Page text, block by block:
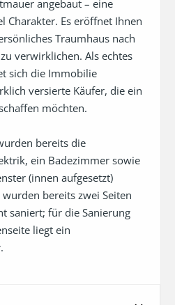
angebaut – eine
Charakter. Es eröffnet Ihnen
Traumhaus nach
verwirklichen. Als echtes
sich die Immobilie
versierte Käufer, die ein
möchten.
bereits die
ein Badezimmer sowie
(innen aufgesetzt)
bereits zwei Seiten
saniert; für die Sanierung
liegt ein